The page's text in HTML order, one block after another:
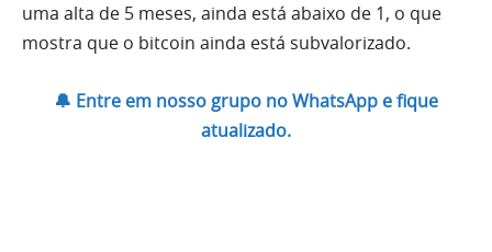
uma alta de 5 meses, ainda está abaixo de 1, o que
mostra que o bitcoin ainda está subvalorizado.
🔔 Entre em nosso grupo no WhatsApp e fique
atualizado.